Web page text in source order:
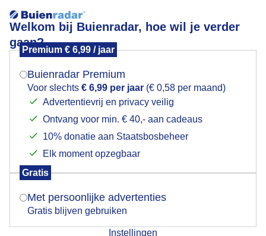
Welkom bij Buienradar, hoe wil je verder
gaan?
Premium € 6,99 / jaar
Buienradar Premium
Voor slechts € 6,99 per jaar (€ 0,58 per maand)
Advertentievrij en privacy veilig
Ontvang voor min. € 40,- aan cadeaus
10% donatie aan Staatsbosbeheer
Elk moment opzegbaar
Gratis
Met persoonlijke advertenties
Gratis blijven gebruiken
Instellingen
Woonboten in de mist
Mogen we je locatie gebruiken voor het
Indien je hier nog geen akkoord op hebt gegeven,
verschijnt er zo een pop-up uit je browser waarin
Is goed, toon de popup